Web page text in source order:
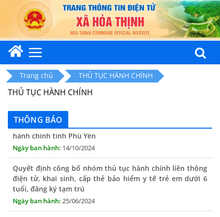
content
Trang chủ THỦ TỤC HÀNH CHÍNH
THỦ TỤC HÀNH CHÍNH
THÔNG BÁO
toàn trình trên Hệ thống thông tin giải quyết thủ tục
hành chính tỉnh Phú Yên
14/10/2024
điện tử, khai sinh, cấp thẻ bảo hiểm y tế trẻ em dưới 6
tuổi, đăng ký tạm trú
25/06/2024